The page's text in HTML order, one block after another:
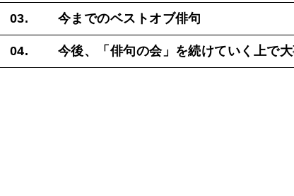
03. 今までのベストオブ俳句
04. 今後、「俳句の会」を続けていく上で